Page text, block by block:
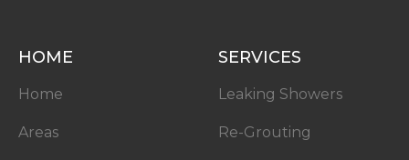
HOME
Home
Areas
SERVICES
Leaking Showers
Re-Grouting